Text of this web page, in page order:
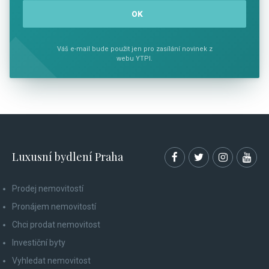
Váš e-mail bude použit jen pro zasílání novinek z
webu YTPI.
Luxusní bydlení Praha
Prodej nemovitostí
Pronájem nemovitostí
Chci prodat nemovitost
Investiční byty
Vyhledat nemovitost